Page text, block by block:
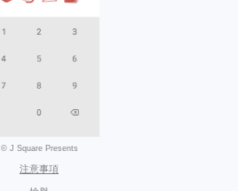
© J Square Presents
注意事項